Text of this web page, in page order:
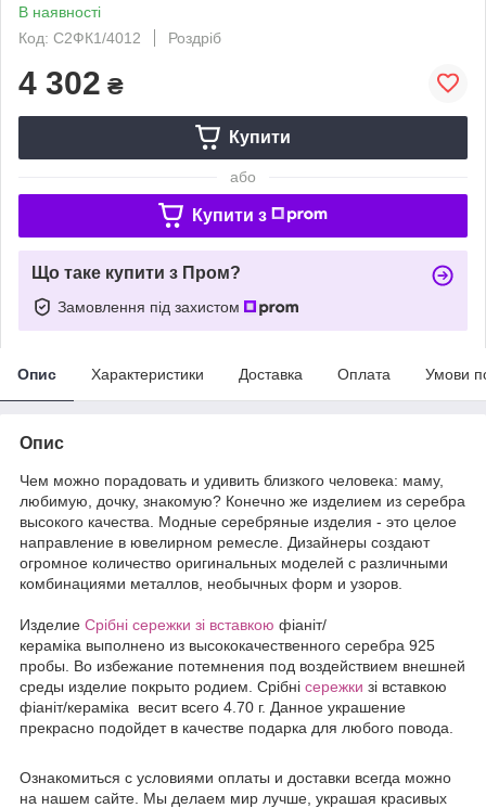
В наявності
Код: С2ФК1/4012
Роздріб
4 302 ₴
Купити
або
Купити з
Що таке купити з Пром?
Замовлення під захистом
Опис Характеристики Доставка Оплата Умови
Опис
Чем можно порадовать и удивить близкого человека: маму,
любимую, дочку, знакомую? Конечно же изделием из серебра
высокого качества. Модные серебряные изделия - это целое
направление в ювелирном ремесле. Дизайнеры создают
огромное количество оригинальных моделей с различными
комбинациями металлов, необычных форм и узоров.
Изделие Срібні сережки зі вставкою фіаніт/
кераміка выполнено из высококачественного серебра 925
пробы. Во избежание потемнения под воздействием внешней
среды изделие покрыто родием. Срібні сережки зі вставкою
фіаніт/кераміка весит всего 4.70 г. Данное украшение
прекрасно подойдет в качестве подарка для любого повода.
Ознакомиться с условиями оплаты и доставки всегда можно
на нашем сайте. Мы делаем мир лучше, украшая красивых